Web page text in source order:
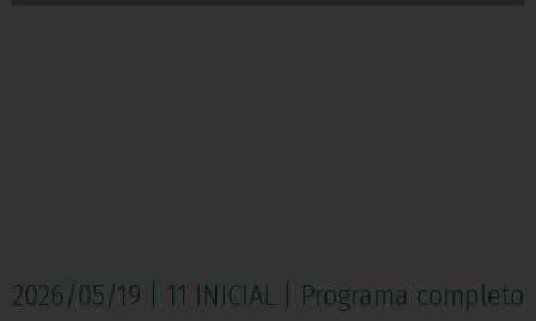
2026/05/19 | 11 INICIAL | Programa completo